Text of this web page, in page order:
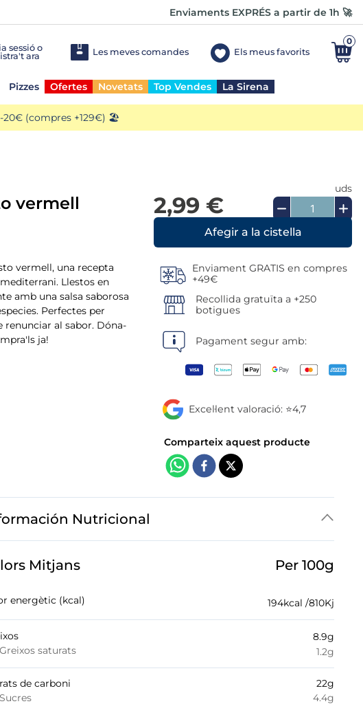
Enviaments EXPRÉS a partir de 1h 🚀
Les meves comandes Els meus favorits
0
Pizzes Ofertes Novetats Top Vendes La Sirena
-20€ (compres +129€) 🏖️
vermell
vermell, una recepta
Llestos en
amb una salsa saborosa
Perfectes per
renunciar al sabor. Dóna-
ja!
2,99 €
uds
Enviament GRATIS en compres
+49€
Recollida gratuïta a +250
botigues
Pagament segur amb:
Excel·lent valoració: ⭐4,7
Nutricional
Mitjans Per 100g
energètic (kcal) 194kcal /810Kj
Greixos saturats
8.9g
1.2g
de carboni
Sucres
22g
4.4g